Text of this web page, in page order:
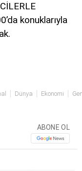
konuklarıyla
Dünya Ekonomi
ABONE OL